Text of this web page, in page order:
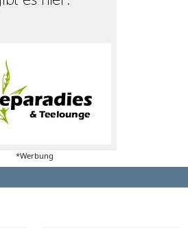
*Werbung